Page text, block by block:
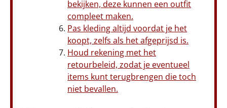
bekijken, deze kunnen een outfit
compleet maken.
Pas kleding altijd voordat je het
koopt, zelfs als het afgeprijsd is.
Houd rekening met het
retourbeleid, zodat je eventueel
items kunt terugbrengen die toch
niet bevallen.